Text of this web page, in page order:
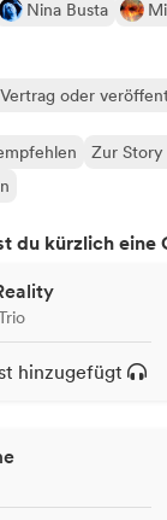
Nina Busta
oder
Zur Story
du kürzlich eine
hinzugefügt